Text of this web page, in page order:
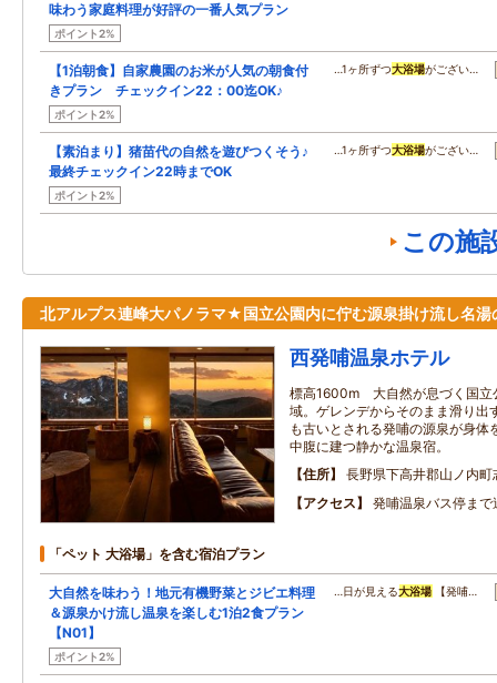
味わう家庭料理が好評の一番人気プラン
ポイント2%
【1泊朝食】自家農園のお米が人気の朝食付
きプラン チェックイン22：00迄OK♪
ポイント2%
…1ヶ所ずつ大浴場がござい…
【素泊まり】猪苗代の自然を遊びつくそう♪
最終チェックイン22時までOK
ポイント2%
…1ヶ所ずつ大浴場がござい…
この施
北アルプス連峰大パノラマ★国立公園内に佇む源泉掛け流し名湯
西発哺温泉ホテル
標高1600m 大自然が息づく国立
域。ゲレンデからそのまま滑り出
も古いとされる発哺の源泉が身体
中腹に建つ静かな温泉宿。
住所
長野県下高井郡山ノ内町
アクセス
発哺温泉バス停まで
「ペット 大浴場」を含む宿泊プラン
大自然を味わう！地元有機野菜とジビエ料理
＆源泉かけ流し温泉を楽しむ1泊2食プラン
【N01】
ポイント2%
…日が見える大浴場 【発哺…